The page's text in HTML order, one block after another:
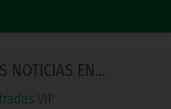
NOTICIAS EN...
VIP